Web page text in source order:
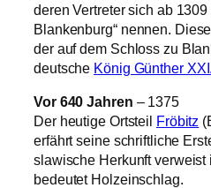
deren Vertreter sich ab 1309
Blankenburg“ nennen.
der auf dem Schloss zu
deutsche König Günther XXI.
Vor 640 Jahren – 1375
Der heutige Ortsteil Fröbitz
erfährt seine schriftliche
slawische Herkunft
bedeutet Holzeinschlag.